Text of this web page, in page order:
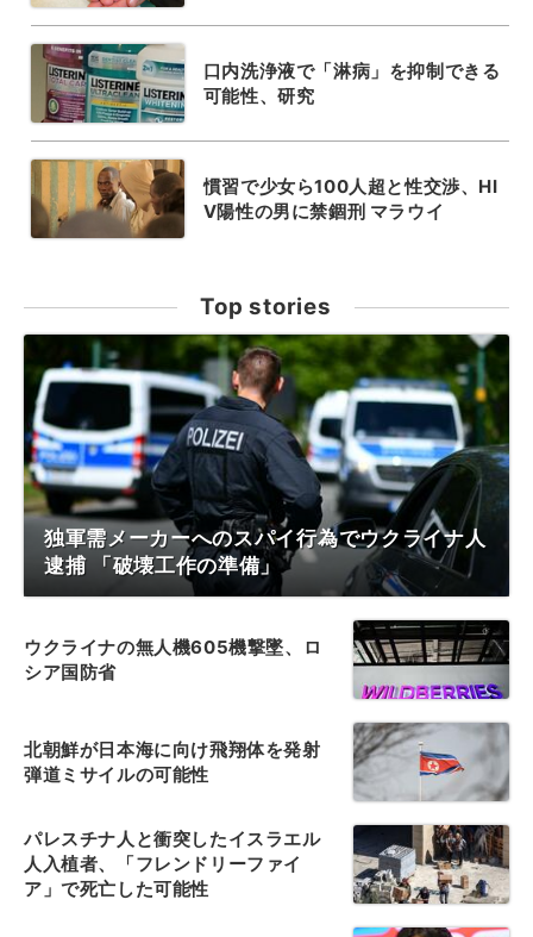
口内洗浄液で「淋病」を抑制できる
可能性、研究
慣習で少女ら100人超と性交渉、HI
V陽性の男に禁錮刑 マラウイ
Top stories
独軍需メーカーへのスパイ行為でウクライナ人
逮捕 「破壊工作の準備」
ウクライナの無人機605機撃墜、ロ
シア国防省
北朝鮮が日本海に向け飛翔体を発射
弾道ミサイルの可能性
パレスチナ人と衝突したイスラエル
人入植者、「フレンドリーファイ
ア」で死亡した可能性